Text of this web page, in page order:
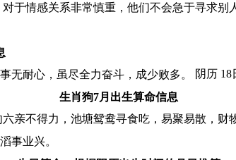
于情感关系非常慎重，他们不会急于寻求
无耐心，虽尽全力奋斗，成少败多。
阴历
生肖狗7月出生算命信息
亲不得力，池塘鸳鸯寻食吃，易聚易散，财
事业兴。